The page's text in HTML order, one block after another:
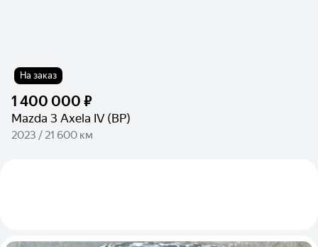
На заказ
1 400 000 ₽
Mazda 3 Axela IV (BP)
2023 / 21 600 км